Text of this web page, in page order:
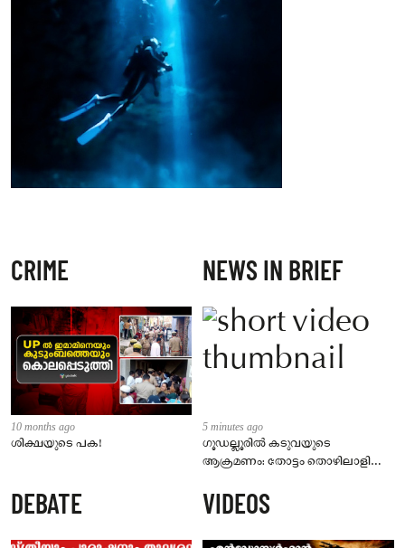
CRIME
10 months ago
ശിക്ഷയുടെ പക!
NEWS IN BRIEF
5 minutes ago
ഗൂഡല്ലൂരിൽ കടുവയുടെ
ആക്രമണം: തോട്ടം തൊഴിലാളി
ഭക്ഷിച്ച നിലയിൽ
DEBATE VIDEOS